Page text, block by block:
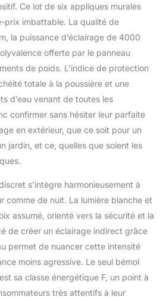
Ce lot de six appliques murales
prix imbattable. La qualité de
la puissance d’éclairage de 4000
offerte par le panneau
de poids. L’indice de protection
totale à la poussière et une
d’eau venant de toutes les
confirmer sans hésiter leur parfaite
en extérieur, que ce soit pour un
jardin, et ce, quelles que soient les
s’intègre harmonieusement à
comme de nuit. La lumière blanche et
assumé, orienté vers la sécurité et la
de créer un éclairage indirect grâce
permet de nuancer cette intensité
moins agressive. Le seul bémol
sa classe énergétique F, un point à
très attentifs à leur